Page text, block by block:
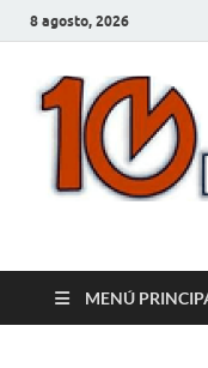
8 agosto, 2026
MENÚ